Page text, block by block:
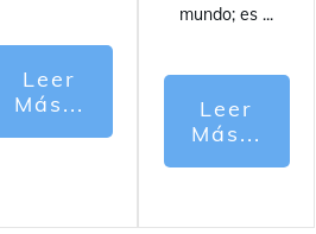
Leer
Más...
mundo; es ...
Leer
Más...